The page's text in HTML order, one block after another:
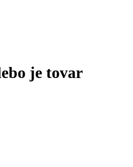
je tovar